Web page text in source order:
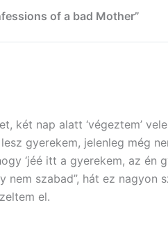
of a bad Mother”
két nap alatt ‘végeztem’
gyerekem, jelenleg még
‘jéé itt a gyerekem, az én
nem szabad”, hát ez nagyon
el.